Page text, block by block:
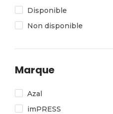
Disponible
Non disponible
Marque
Azal
imPRESS